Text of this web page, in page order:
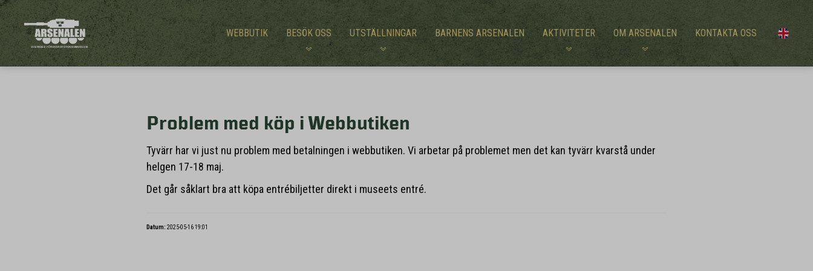
WEBBUTIK BESÖK OSS UTSTÄLLNINGAR BARNENS ARSENALEN AKTIVITETER OM ARSENALEN KONTAKTA OSS
Problem med köp i Webbutiken
Tyvärr har vi just nu problem med betalningen i webbutiken. Vi arbetar på problemet men det kan tyvärr kvarstå under
helgen 17-18 maj.
Det går såklart bra att köpa entrébiljetter direkt i museets entré.
Datum: 2025-05-16 19:01